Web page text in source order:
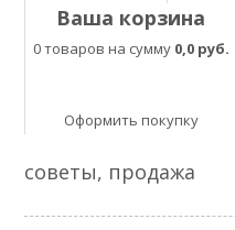
Ваша корзина
0 товаров на сумму 0,0 руб.
Оформить покупку
советы, продажа